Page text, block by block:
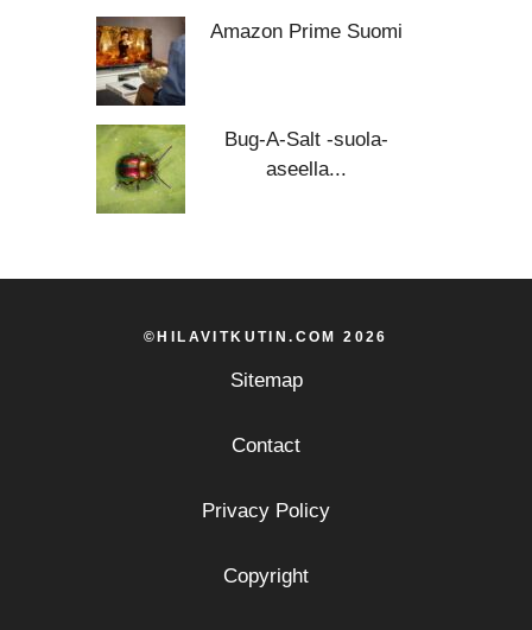
Amazon Prime Suomi
Bug-A-Salt -suola-
aseella...
©HILAVITKUTIN.COM 2026
Sitemap
Contact
Privacy Policy
Copyright